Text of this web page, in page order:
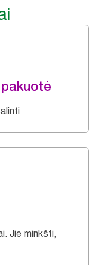
Jie minkšti,